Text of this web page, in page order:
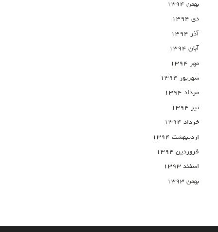
بهمن ۱۳۹۴
دی ۱۳۹۴
آذر ۱۳۹۴
آبان ۱۳۹۴
مهر ۱۳۹۴
شهریور ۱۳۹۴
مرداد ۱۳۹۴
تیر ۱۳۹۴
خرداد ۱۳۹۴
اردیبهشت ۱۳۹۴
فروردین ۱۳۹۴
اسفند ۱۳۹۳
بهمن ۱۳۹۳